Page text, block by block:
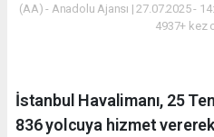
(AA) - Anadolu Ajansı | 27.07.2025 -
4937+ kez
İstanbul Havalimanı, 25
836 yolcuya hizmet